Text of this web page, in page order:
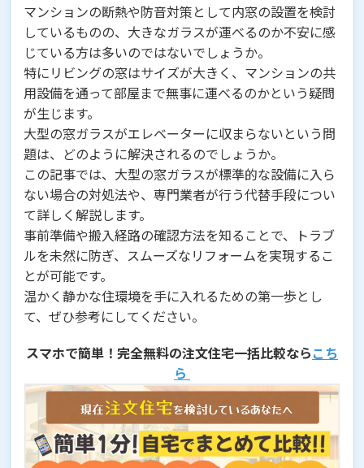
マンションの断熱や防音対策として内窓の設置を検討
しているものの、大きなガラスが運べるのか不安に感
じている方は多いのではないでしょうか。
特にリビングの窓はサイズが大きく、マンションの共
用設備を通って部屋まで無事に運べるのかという疑問
が生じます。
大型の窓ガラスがエレベーターに収まらないという問
題は、どのように解決されるのでしょうか。
この記事では、大型の窓ガラスが標準的な設備に入ら
ない場合の対処法や、専門業者が行う代替手段につい
て詳しく解説します。
事前準備や搬入経路の確認方法を知ることで、トラブ
ルを未然に防ぎ、スムーズなリフォームを実現するこ
とが可能です。
温かく静かな住環境を手に入れるための第一歩とし
て、ぜひ参考にしてください。
スマホで簡単！完全無料の注文住宅一括比較ならこち
ら